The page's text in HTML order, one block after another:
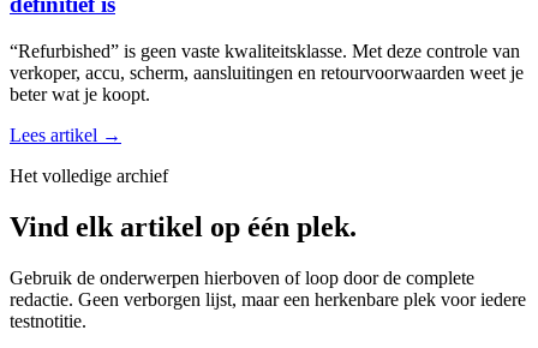
“Refurbished” is geen vaste kwaliteitsklasse. Met deze controle van
verkoper, accu, scherm, aansluitingen en retourvoorwaarden weet je
beter wat je koopt.
Lees artikel →
Het volledige archief
Vind elk artikel op één plek.
Gebruik de onderwerpen hierboven of loop door de complete
redactie. Geen verborgen lijst, maar een herkenbare plek voor iedere
testnotitie.